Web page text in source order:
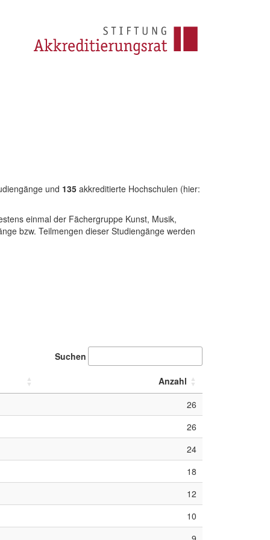
und 135 akkreditierte Hochschulen (hier:
einmal der Fächergruppe Kunst, Musik,
bzw. Teilmengen dieser Studiengänge werden
Suchen
Anzahl
26
26
24
18
12
10